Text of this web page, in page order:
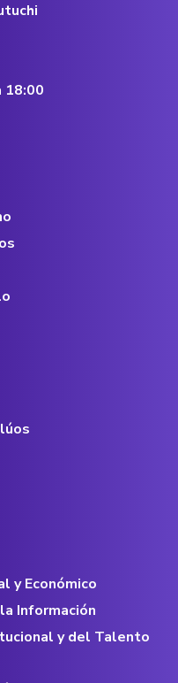
18:00
y Económico
Información
y del Talento